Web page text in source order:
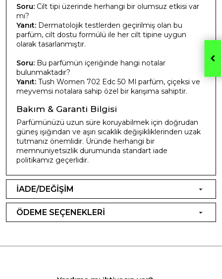
Soru: Cilt tipi üzerinde herhangi bir olumsuz etkisi var
mı?
Yanıt: Dermatolojik testlerden geçirilmiş olan bu
parfüm, cilt dostu formülü ile her cilt tipine uygun
olarak tasarlanmıştır.
Soru: Bu parfümün içeriğinde hangi notalar
bulunmaktadır?
Yanıt: Tush Women 702 Edc 50 Ml parfüm, çiçeksi ve
meyvemsi notalara sahip özel bir karışıma sahiptir.
Bakım & Garanti Bilgisi
Parfümünüzü uzun süre koruyabilmek için doğrudan
güneş ışığından ve aşırı sıcaklık değişikliklerinden uzak
tutmanız önemlidir. Üründe herhangi bir
memnuniyetsizlik durumunda standart iade
politikamız geçerlidir.
İADE/DEĞİŞİM
ÖDEME SEÇENEKLERİ